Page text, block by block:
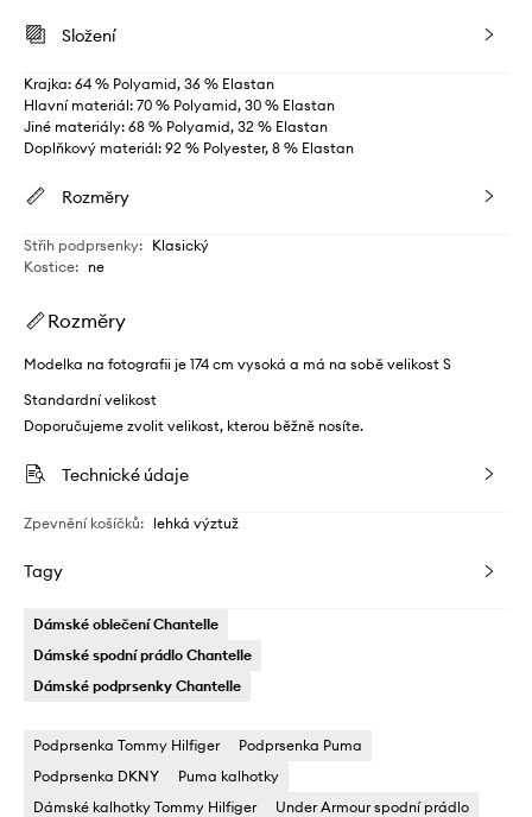
Složení
Krajka: 64 % Polyamid, 36 % Elastan
Hlavní materiál: 70 % Polyamid, 30 % Elastan
Jiné materiály: 68 % Polyamid, 32 % Elastan
Doplňkový materiál: 92 % Polyester, 8 % Elastan
Rozměry
Střih podprsenky: Klasický
Kostice: ne
Rozměry
Modelka na fotografii je 174 cm vysoká a má na sobě velikost S
Standardní velikost
Doporučujeme zvolit velikost, kterou běžně nosíte.
Technické údaje
Zpevnění košíčků: lehká výztuž
Tagy
Dámské oblečení Chantelle
Dámské spodní prádlo Chantelle
Dámské podprsenky Chantelle
Podprsenka Tommy Hilfiger
Podprsenka Puma
Podprsenka DKNY
Puma kalhotky
Dámské kalhotky Tommy Hilfiger
Under Armour spodní prádlo